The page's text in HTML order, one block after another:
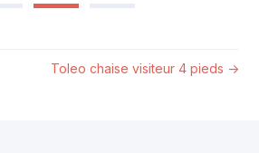
Toleo chaise visiteur 4 pieds →